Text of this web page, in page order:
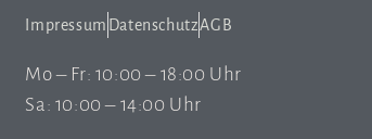
Impressum DatenschutzAGB
Mo – Fr: 10:00 – 18:00 Uhr
Sa: 10:00 – 14:00 Uhr